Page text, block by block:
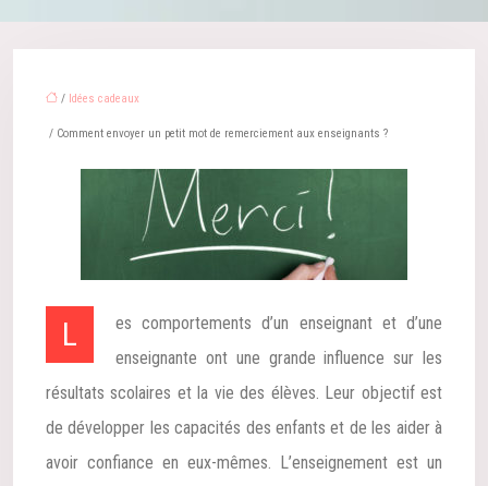
/ Idées cadeaux
/ Comment envoyer un petit mot de remerciement aux enseignants ?
Les comportements d’un enseignant et d’une
enseignante ont une grande influence sur les
résultats scolaires et la vie des élèves. Leur objectif est
de développer les capacités des enfants et de les aider à
avoir confiance en eux-mêmes. L’enseignement est un